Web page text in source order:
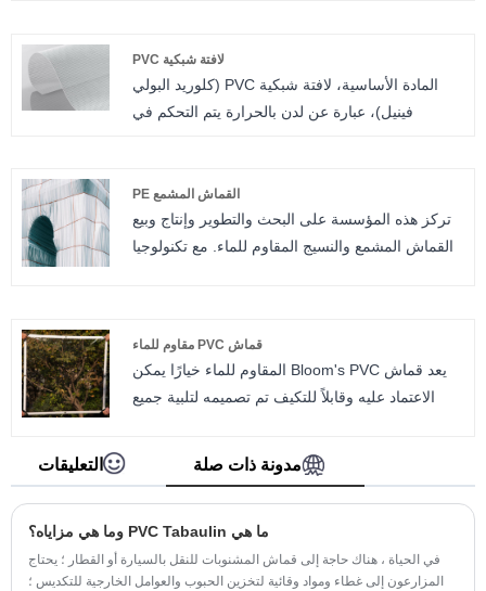
لافتة شبكية PVC
المادة الأساسية، لافتة شبكية PVC (كلوريد البولي
فينيل)، عبارة عن لدن بالحرارة يتم التحكم في
أو المرونة وتكييفها مع العديد من مجالات التطبيق
المختلفة.
القماش المشمع PE
تركز هذه المؤسسة على البحث والتطوير وإنتاج وبيع
القماش المشمع والنسيج المقاوم للماء. مع تكنولوجيا
نطاق واسع في سيناريوهات الخدمات اللوجستية
والبناء والحماية الخارجية والتغطية الزراعية والتعبئة
الصناعية. أنشأت المؤسسة تعاونًا طويل الأمد مع
ومخزون كافٍ لدعم التسليم السريع. يساعد الابتكار
التكنولوجي المستمر ومراقبة الجودة الصارمة على
متطلبات السوق المتنوعة.
قماش PVC مقاوم للماء
يعد قماش Bloom's PVC المقاوم للماء خيارًا يمكن
الاعتماد عليه وقابلاً للتكيف تم تصميمه لتلبية جميع
مادة PVC عالية الجودة ويوفر التوازن المثالي بين
المتانة والشفافية والمرونة. يعد هذا القماش المقاوم
للماء خيارًا مثاليًا سواء كنت تحمي حديقتك أو نباتاتك
أو سياراتك أو تبني مأوى للأنشطة الخارجية.
مدونة ذات صلة التعليقات
ما هي PVC Tabaulin وما هي مزاياه؟
في الحياة ، هناك حاجة إلى قماش المشنوبات للنقل بالسيارة أو القطار ؛ يحتاج
المزارعون إلى غطاء ومواد وقائية لتخزين الحبوب والعوامل الخارجية للتكديس ؛